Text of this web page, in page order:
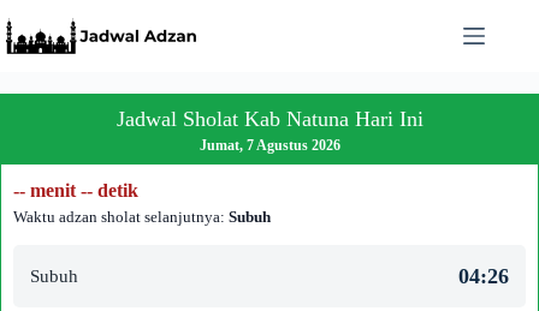
to
content
Jadwal Sholat Kab Natuna Hari Ini
Jumat, 7 Agustus 2026
-- menit -- detik
Waktu adzan sholat selanjutnya: Subuh
Subuh 04:26